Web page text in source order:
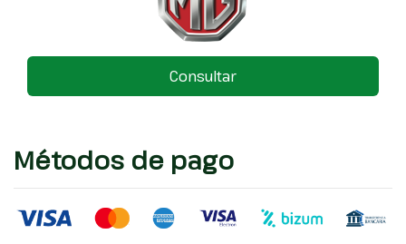
Consultar
Métodos de pago